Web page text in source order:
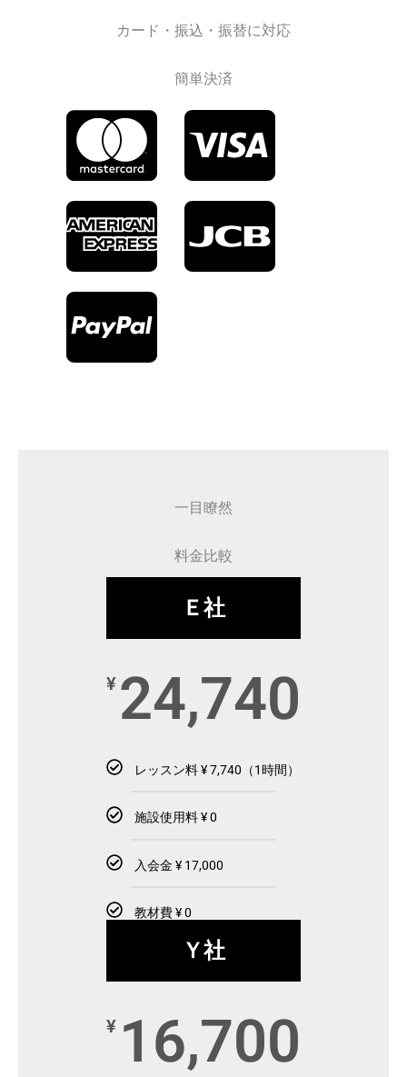
カード・振込・振替に対応
簡単決済
一目瞭然
料金比較
Ｅ社
¥ 24,740
レッスン料 ¥ 7,740（1時間）
施設使用料 ¥ 0
入会金 ¥ 17,000
教材費 ¥ 0
Ｙ社
¥ 16,700